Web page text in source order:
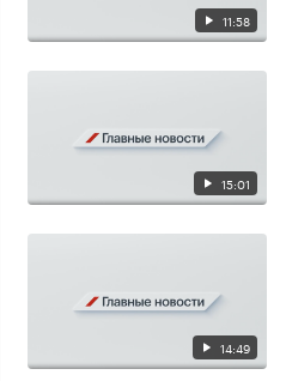
11:58
15:01
14:49